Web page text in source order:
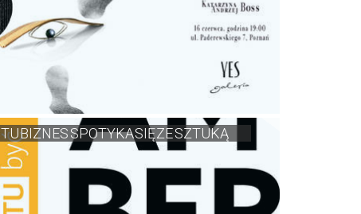
TU BIZNES SPOTYKA SIĘ ZE SZTUKĄ